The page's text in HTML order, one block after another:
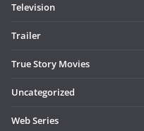
Television
Trailer
True Story Movies
Uncategorized
Web Series